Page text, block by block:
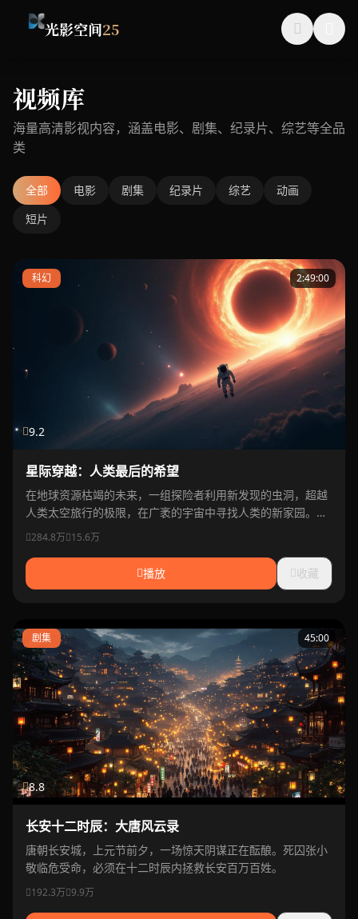
光影空间25
视频库
海量高清影视内容，涵盖电影、剧集、纪录片、综艺等全品
类
全部 电影 剧集 纪录片 综艺
动画
短片
科幻 2:49:00
9.2
星际穿越：人类最后的希望
在地球资源枯竭的未来，一组探险者利用新发现的虫洞，超越
人类太空旅行的极限，在广袤的宇宙中寻找人类的新家园。诺
兰执导的科幻史诗巨作。
284.8万 15.6万
播放 收藏
剧集 45:00
8.8
长安十二时辰：大唐风云录
唐朝长安城，上元节前夕，一场惊天阴谋正在酝酿。死囚张小
敬临危受命，必须在十二时辰内拯救长安百万百姓。
192.3万 9.9万